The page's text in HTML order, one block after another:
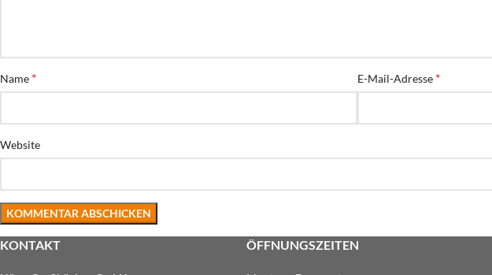
Name * E-Mail-Adresse *
Website
KONTAKT ÖFFNUNGSZEITEN